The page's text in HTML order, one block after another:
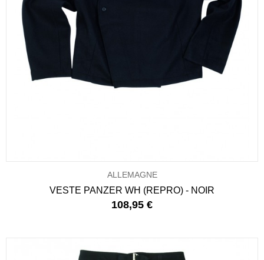
ALLEMAGNE
VESTE PANZER WH (REPRO) - NOIR
108,95 €